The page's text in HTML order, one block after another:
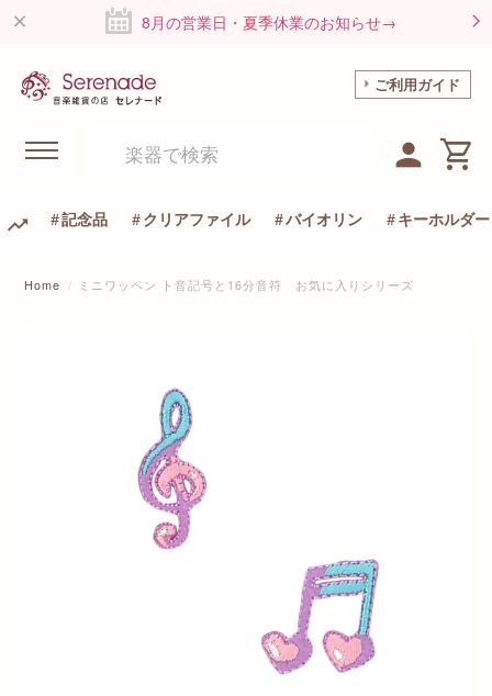
8月の営業日・夏季休業のお知らせ→
ご利用ガイド
記念品 クリアファイル バイオリン キーホルダー
Home ミニワッペン ト音記号と16分音符 お気に入りシリーズ